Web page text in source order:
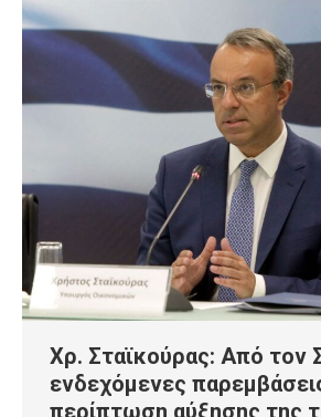
Χρ. Σταϊκούρας: Από τον
ενδεχόμενες